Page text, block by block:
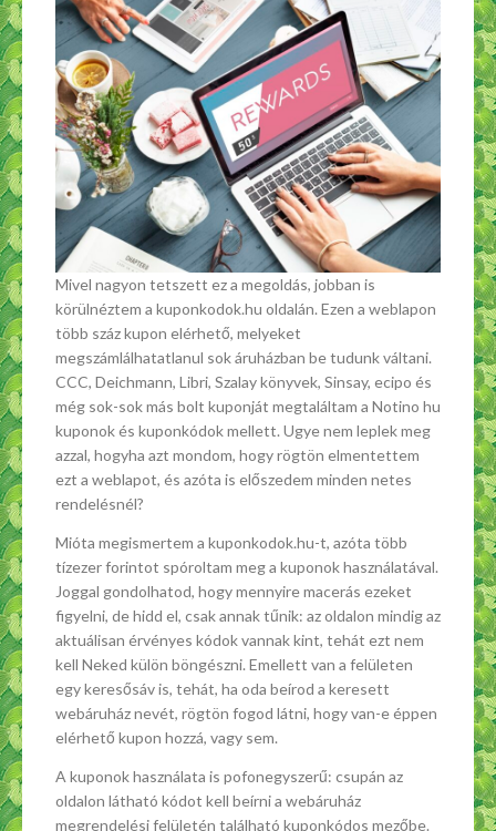
Mivel nagyon tetszett ez a megoldás, jobban is
körülnéztem a kuponkodok.hu oldalán. Ezen a weblapon
több száz kupon elérhető, melyeket
megszámlálhatatlanul sok áruházban be tudunk váltani.
CCC, Deichmann, Libri, Szalay könyvek, Sinsay, ecipo és
még sok-sok más bolt kuponját megtaláltam a Notino hu
kuponok és kuponkódok mellett. Ugye nem leplek meg
azzal, hogyha azt mondom, hogy rögtön elmentettem
ezt a weblapot, és azóta is előszedem minden netes
rendelésnél?
Mióta megismertem a kuponkodok.hu-t, azóta több
tízezer forintot spóroltam meg a kuponok használatával.
Joggal gondolhatod, hogy mennyire macerás ezeket
figyelni, de hidd el, csak annak tűnik: az oldalon mindig az
aktuálisan érvényes kódok vannak kint, tehát ezt nem
kell Neked külön böngészni. Emellett van a felületen
egy keresősáv is, tehát, ha oda beírod a keresett
webáruház nevét, rögtön fogod látni, hogy van-e éppen
elérhető kupon hozzá, vagy sem.
A kuponok használata is pofonegyszerű: csupán az
oldalon látható kódot kell beírni a webáruház
megrendelési felületén található kuponkódos mezőbe.